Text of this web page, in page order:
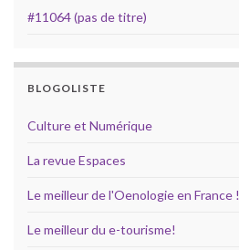
#11064 (pas de titre)
BLOGOLISTE
Culture et Numérique
La revue Espaces
Le meilleur de l'Oenologie en France !
Le meilleur du e-tourisme!